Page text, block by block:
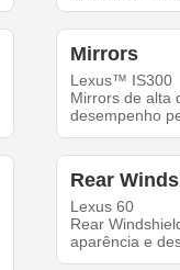
Mirrors
Lexus™ IS300
Mirrors de alta
desempenho
Rear
Lexus 60
Rear
aparência e